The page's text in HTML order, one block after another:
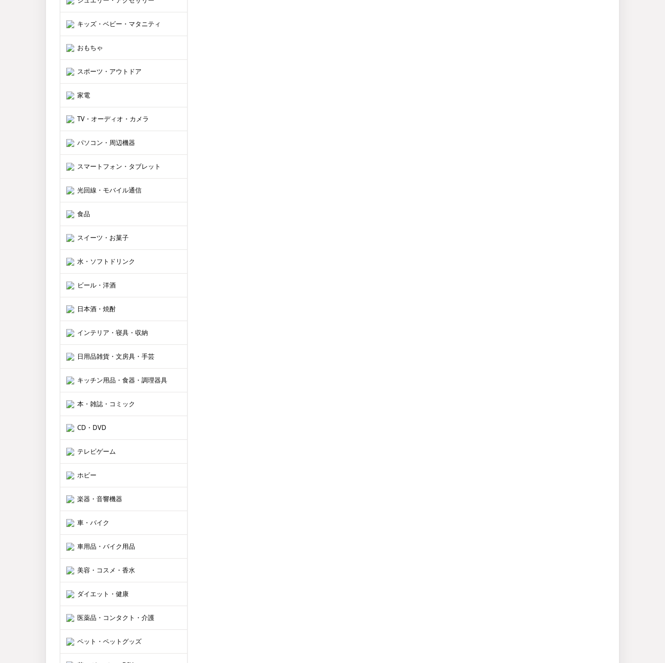
キッズ・ベビー・マタニティ
おもちゃ
スポーツ・アウトドア
家電
TV・オーディオ・カメラ
パソコン・周辺機器
スマートフォン・タブレット
光回線・モバイル通信
食品
スイーツ・お菓子
水・ソフトドリンク
ビール・洋酒
日本酒・焼酎
インテリア・寝具・収納
日用品雑貨・文房具・手芸
キッチン用品・食器・調理器具
本・雑誌・コミック
CD・DVD
テレビゲーム
ホビー
楽器・音響機器
車・バイク
車用品・バイク用品
美容・コスメ・香水
ダイエット・健康
医薬品・コンタクト・介護
ペット・ペットグッズ